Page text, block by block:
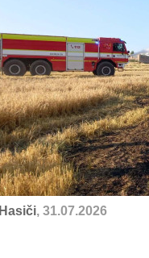
Hasiči, 31.07.2026